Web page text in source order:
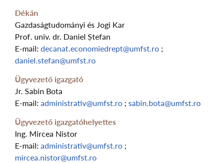
Dékán
Gazdaságtudományi és Jogi Kar
Prof. univ. dr. Daniel Ștefan
E-mail: decanat.economiedrept@umfst.ro ;
daniel.stefan@umfst.ro
Ügyvezető igazgató
Jr. Sabin Bota
E-mail: administrativ@umfst.ro ; sabin.bota@umfst.ro
Ügyvezető igazgatóhelyettes
Ing. Mircea Nistor
E-mail: administrativ@umfst.ro ;
mircea.nistor@umfst.ro